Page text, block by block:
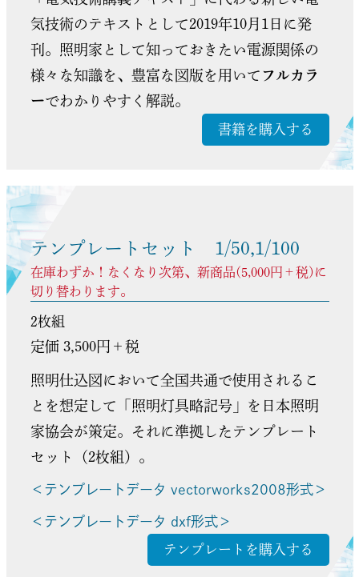
気技術のテキストとして2019年10月1日に発
刊。照明家として知っておきたい電源関係の
様々な知識を、豊富な図版を用いて フルカラ
ーでわかりやすく解説。
書籍を購入する
テンプレートセット 1/50,1/100
在庫わずか！なくなり次第、新商品(5,000円＋税)に
切り替わります。
2枚組
定価 3,500円＋税
照明仕込図において全国共通で使用されるこ
とを想定して「照明灯具略記号」を日本照明
家協会が策定。それに準拠したテンプレート
セット（2枚組）。
＜テンプレートデータ vectorworks2008形式＞
＜テンプレートデータ dxf形式＞
テンプレートを購入する